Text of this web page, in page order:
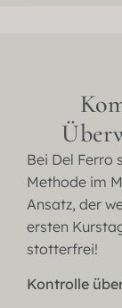
Bei Del Ferro
Methode im
Ansatz, der
ersten
stotterfrei!
Kontrolle